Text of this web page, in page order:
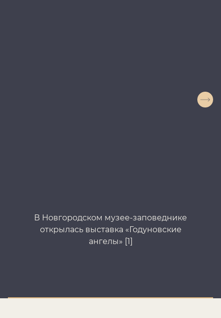
В Новгородском музее-заповеднике
открылась выставка «Годуновские
ангелы» [1]